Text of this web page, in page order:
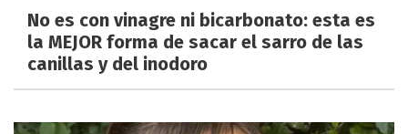
No es con vinagre ni bicarbonato: esta es
la MEJOR forma de sacar el sarro de las
canillas y del inodoro